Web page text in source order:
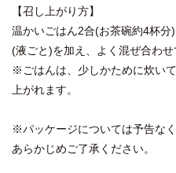
【召し上がり方】
温かいごはん2合(お茶碗約4杯
(液ごと)を加え、よく混ぜ合わせ
※ごはんは、少しかために炊い
上がれます。
※パッケージについては予告な
あらかじめご了承ください。